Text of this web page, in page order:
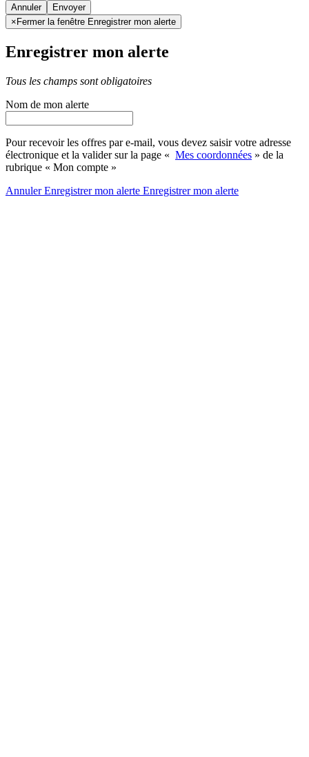
Annuler
× Fermer la fenêtre Enregistrer mon alerte
Enregistrer mon alerte
Tous les champs sont obligatoires
Nom de mon alerte
Pour recevoir les offres par e-mail, vous devez saisir votre adresse
électronique et la valider sur la page « Mes coordonnées » de la
rubrique « Mon compte »
AnnulerEnregistrer mon alerte Enregistrermon alerte